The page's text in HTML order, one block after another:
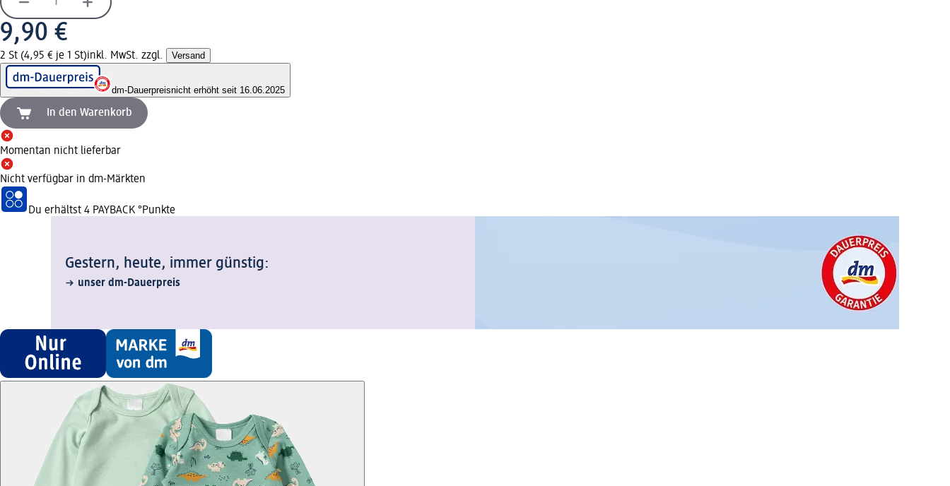
9,90 €
2 St (4,95 € je 1 St)inkl. MwSt. zzgl. Versand
dm-Dauerpreisnicht erhöht seit 16.06.2025
In den Warenkorb
Momentan nicht lieferbar
Nicht verfügbar in dm-Märkten
Du erhältst 4 PAYBACK °Punkte
Gestern, heute, immer günstig:
unser dm-Dauerpreis